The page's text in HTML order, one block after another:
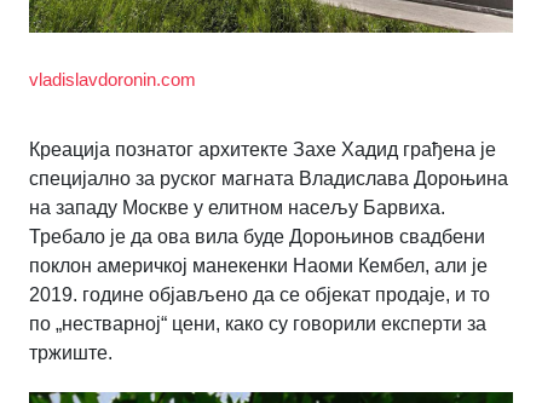
vladislavdoronin.com
Креација познатог архитекте Захе Хадид грађена је
специјално за руског магната Владислава Дороњина
на западу Москве у елитном насељу Барвиха.
Требало је да ова вила буде Дороњинов свадбени
поклон америчкој манекенки Наоми Кембел, али је
2019. године објављено да се објекат продаје, и то
по „нестварној“ цени, како су говорили експерти за
тржиште.